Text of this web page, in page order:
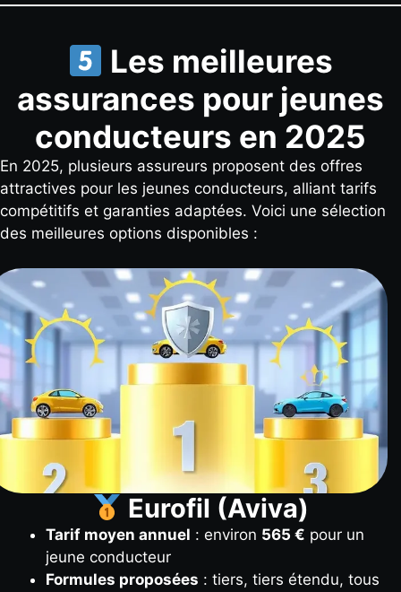
Les meilleures
assurances pour jeunes
conducteurs en 2025
En 2025, plusieurs assureurs proposent des offres
attractives pour les jeunes conducteurs, alliant tarifs
compétitifs et garanties adaptées. Voici une sélection
des meilleures options disponibles :
Eurofil (Aviva)
Tarif moyen annuel : environ 565 € pour un
jeune conducteur
Formules proposées : tiers, tiers étendu, tous